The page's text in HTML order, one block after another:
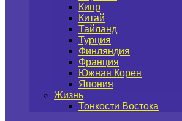
Кипр
Китай
Тайланд
Турция
Финляндия
Франция
Южная Корея
Япония
Жизнь
Тонкости Востока